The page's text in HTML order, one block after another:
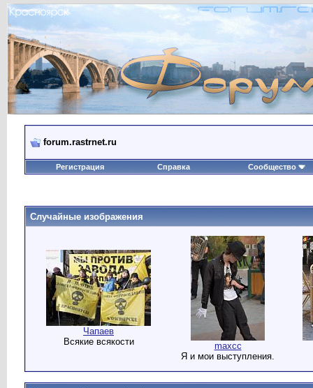
forum.rastrnet.ru
Регистрация Справка Сообщество
Случайные изображения
Чапаев
Всякие всякости
maxcc
Я и мои выступления.